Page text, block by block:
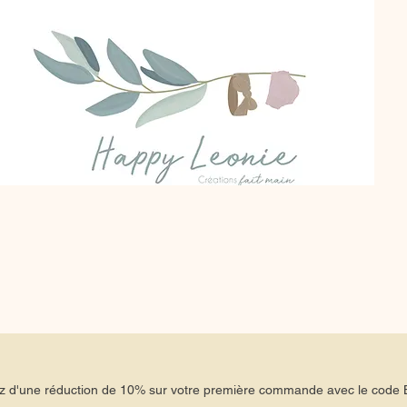
d'une réduction de 10% sur votre première commande avec le code